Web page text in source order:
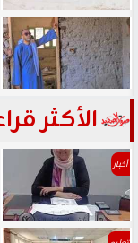
الأكثر
أخبار